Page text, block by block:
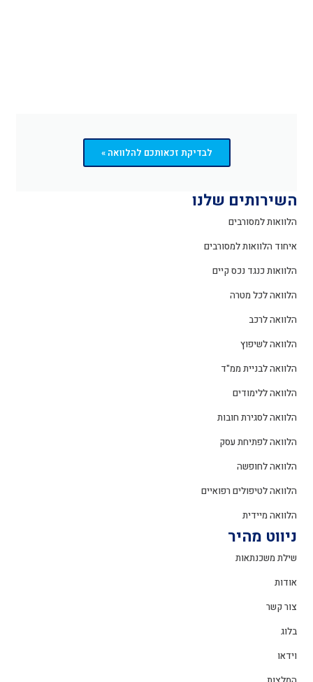
לבדיקת זכאותכם להלוואה »
השירותים שלנו
הלוואות למסורבים
איחוד הלוואות למסורבים
הלוואות כנגד נכס קיים
הלוואה לכל מטרה
הלוואה לרכב
הלוואה לשיפוץ
הלוואה לבניית ממ"ד
הלוואה ללימודים
הלוואה לסגירת חובות
הלוואה לפתיחת עסק
הלוואה לחופשה
הלוואה לטיפולים רפואיים
הלוואה מיידית
ניווט מהיר
שילת משכנתאות
אודות
צור קשר
בלוג
וידאו